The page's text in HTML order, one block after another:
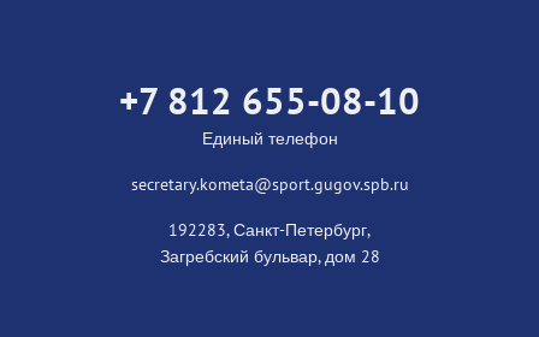
+7 812 655-08-10
Единый телефон
secretary.kometa@sport.gugov.spb.ru
192283, Санкт-Петербург,
Загребский бульвар, дом 28